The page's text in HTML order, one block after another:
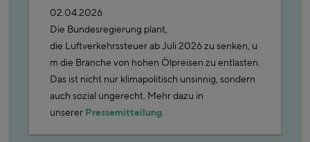
02.04.2026
Die Bundesregierung plant,
die Luftverkehrssteuer ab Juli 2026 zu senken, u
m die Branche von hohen Ölpreisen zu entlasten.
Das ist nicht nur klimapolitisch unsinnig, sondern
auch sozial ungerecht. Mehr dazu in
unserer Pressemitteilung